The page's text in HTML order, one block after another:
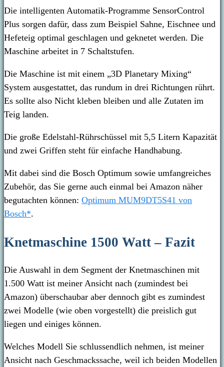
Die intelligenten Automatik-Programme SensorControl
Plus sorgen dafür, dass zum Beispiel Sahne, Eischnee und
Hefeteig optimal geschlagen und geknetet werden. Die
Maschine arbeitet in 7 Schaltstufen.
Die Maschine ist mit einem „3D Planetary Mixing“
System ausgestattet, das rundum in drei Richtungen rührt.
Es sollte also Nicht kleben bleiben und alle Zutaten im
Teig landen.
Die große Edelstahl-Rührschüssel mit 5,5 Litern Kapazität
und zwei Griffen steht für einfache Handhabung.
Mit dabei sind die Bosch Optimum sowie umfangreiches
Zubehör, das Sie gerne auch einmal bei Amazon näher
begutachten können: Optimum MUM9DT5S41 von
Bosch*.
Knetmaschine 1500 Watt – Fazit
Die Auswahl in dem Segment der Knetmaschinen mit
1.500 Watt ist meiner Ansicht nach (zumindest bei
Amazon) überschaubar aber dennoch gibt es zumindest
zwei Modelle (wie oben vorgestellt) die preislich gut
liegen und einiges können.
Welches Modell Sie schlussendlich nehmen, ist meiner
Ansicht nach Geschmackssache, weil ich beiden Modellen